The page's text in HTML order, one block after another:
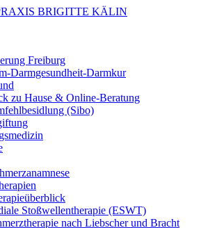
Freiburg
Darmgesundheit-Darmkur
zu Hause & Online-Beratung
(Sibo)
Stoßwellentherapie (ESWT)
nach Liebscher und Bracht